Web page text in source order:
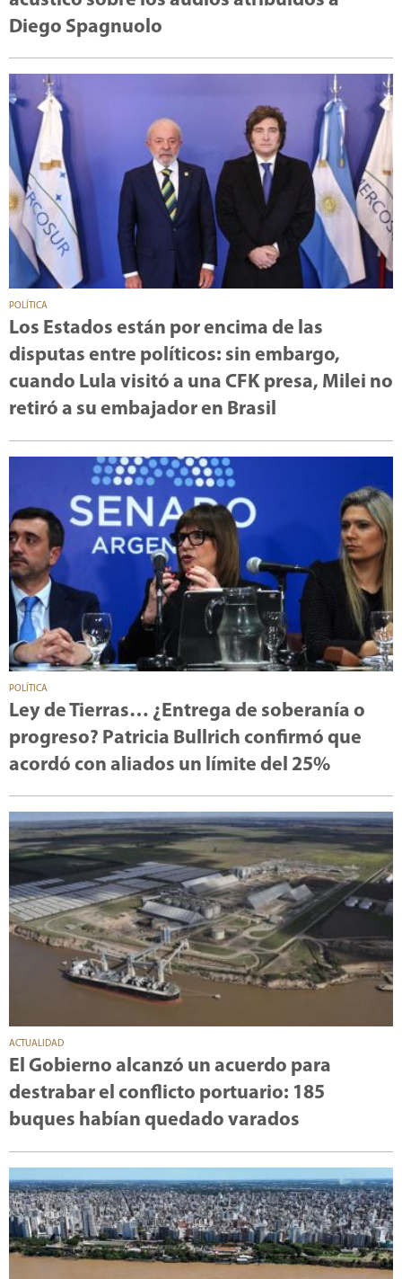
Diego Spagnuolo
POLÍTICA
Los Estados están por encima de las
disputas entre políticos: sin embargo,
cuando Lula visitó a una CFK presa, Milei no
retiró a su embajador en Brasil
POLÍTICA
Ley de Tierras… ¿Entrega de soberanía o
progreso? Patricia Bullrich confirmó que
acordó con aliados un límite del 25%
ACTUALIDAD
El Gobierno alcanzó un acuerdo para
destrabar el conflicto portuario: 185
buques habían quedado varados